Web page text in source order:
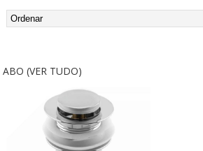
ABO (VER TUDO)